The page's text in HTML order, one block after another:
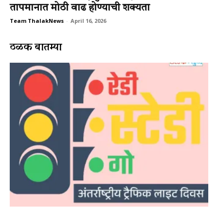
तापमानात मोठी वाढ होण्याची शक्यता
Team ThalakNews - April 16, 2026
ठळक बातम्या